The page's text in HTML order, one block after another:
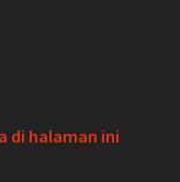
di halaman ini